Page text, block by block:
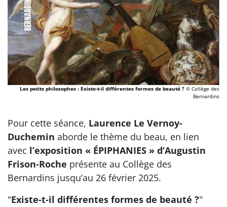
Les petits philosophes : Existe-t-il différentes formes de beauté ? © Collège des
Bernardins
Pour cette séance, Laurence Le Vernoy-
Duchemin aborde le thème du beau, en lien
avec l’exposition « ÉPIPHANIES » d’Augustin
Frison-Roche présente au Collège des
Bernardins jusqu’au 26 février 2025.
"Existe-t-il différentes formes de beauté ?"